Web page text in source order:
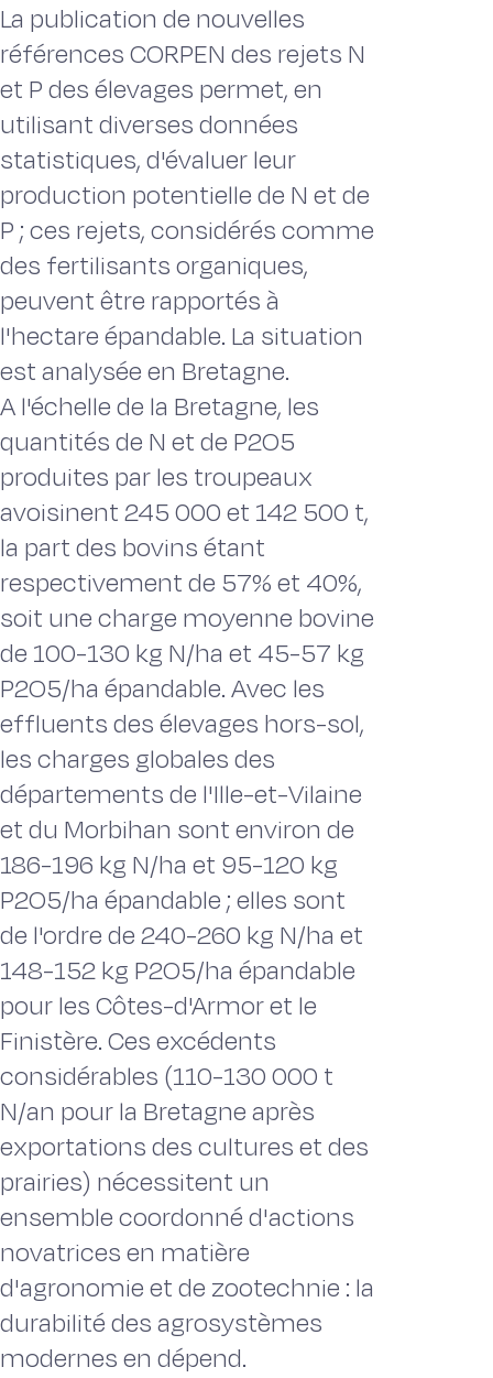
La publication de nouvelles
références CORPEN des rejets N
et P des élevages permet, en
utilisant diverses données
statistiques, d'évaluer leur
production potentielle de N et de
P ; ces rejets, considérés comme
des fertilisants organiques,
peuvent être rapportés à
l'hectare épandable. La situation
est analysée en Bretagne.
A l'échelle de la Bretagne, les
quantités de N et de P2O5
produites par les troupeaux
avoisinent 245 000 et 142 500 t,
la part des bovins étant
respectivement de 57% et 40%,
soit une charge moyenne bovine
de 100-130 kg N/ha et 45-57 kg
P2O5/ha épandable. Avec les
effluents des élevages hors-sol,
les charges globales des
départements de l'Ille-et-Vilaine
et du Morbihan sont environ de
186-196 kg N/ha et 95-120 kg
P2O5/ha épandable ; elles sont
de l'ordre de 240-260 kg N/ha et
148-152 kg P2O5/ha épandable
pour les Côtes-d'Armor et le
Finistère. Ces excédents
considérables (110-130 000 t
N/an pour la Bretagne après
exportations des cultures et des
prairies) nécessitent un
ensemble coordonné d'actions
novatrices en matière
d'agronomie et de zootechnie : la
durabilité des agrosystèmes
modernes en dépend.